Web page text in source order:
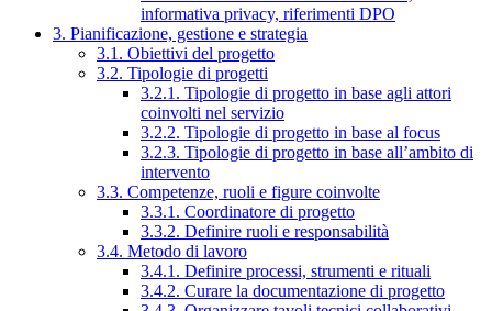
informativa privacy, riferimenti DPO
3. Pianificazione, gestione e strategia
3.1. Obiettivi del progetto
3.2. Tipologie di progetti
3.2.1. Tipologie di progetto in base agli attori
coinvolti nel servizio
3.2.2. Tipologie di progetto in base al focus
3.2.3. Tipologie di progetto in base all’ambito di
intervento
3.3. Competenze, ruoli e figure coinvolte
3.3.1. Coordinatore di progetto
3.3.2. Definire ruoli e responsabilità
3.4. Metodo di lavoro
3.4.1. Definire processi, strumenti e rituali
3.4.2. Curare la documentazione di progetto